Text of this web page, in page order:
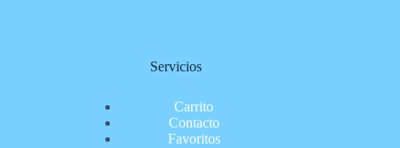
Servicios
Carrito
Contacto
Favoritos